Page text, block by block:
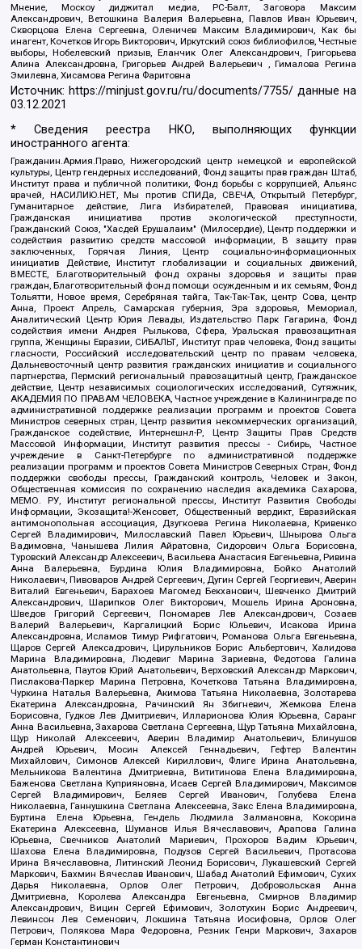
Мнение, Москоу диджитал медиа, РС-Балт, Заговора Максим
Александрович, Ветошкина Валерия Валерьевна, Павлов Иван Юрьевич,
Скворцова Елена Сергеевна, Оленичев Максим Владимирович, Как бы
инагент, Кочетков Игорь Викторович, Иркутский союз библиофилов, Честные
выборы, Нобелевский призыв, Еланчик Олег Александрович, Григорьева
Алина Александровна, Григорьев Андрей Валерьевич , Гималова Регина
Эмилевна, Хисамова Регина Фаритовна
Источник: https://minjust.gov.ru/ru/documents/7755/ данные на
03.12.2021
* Сведения реестра НКО, выполняющих функции
иностранного агента:
Гражданин.Армия.Право, Нижегородский центр немецкой и европейской
культуры, Центр гендерных исследований, Фонд защиты прав граждан Штаб,
Институт права и публичной политики, Фонд борьбы с коррупцией, Альянс
врачей, НАСИЛИЮ.НЕТ, Мы против СПИДа, СВЕЧА, Открытый Петербург,
Гуманитарное действие, Лига Избирателей, Правовая инициатива,
Гражданская инициатива против экологической преступности,
Гражданский Союз, "Хасдей Ерушалаим" (Милосердие), Центр поддержки и
содействия развитию средств массовой информации, В защиту прав
заключенных, Горячая Линия, Центр социально-информационных
инициатив Действие, Институт глобализации и социальных движений,
ВМЕСТЕ, Благотворительный фонд охраны здоровья и защиты прав
граждан, Благотворительный фонд помощи осужденным и их семьям, Фонд
Тольятти, Новое время, Серебряная тайга, Так-Так-Так, центр Сова, центр
Анна, Проект Апрель, Самарская губерния, Эра здоровья, Мемориал,
Аналитический Центр Юрия Левады, Издательство Парк Гагарина, Фонд
содействия имени Андрея Рылькова, Сфера, Уральская правозащитная
группа, Женщины Евразии, СИБАЛЬТ, Институт прав человека, Фонд защиты
гласности, Российский исследовательский центр по правам человека,
Дальневосточный центр развития гражданских инициатив и социального
партнерства, Пермский региональный правозащитный центр, Гражданское
действие, Центр независимых социологических исследований, Сутяжник,
АКАДЕМИЯ ПО ПРАВАМ ЧЕЛОВЕКА, Частное учреждение в Калининграде по
административной поддержке реализации программ и проектов Совета
Министров северных стран, Центр развития некоммерческих организаций,
Гражданское содействие, Интернешнл-Р, Центр Защиты Прав Средств
Массовой Информации, Институт развития прессы - Сибирь, Частное
учреждение в Санкт-Петербурге по административной поддержке
реализации программ и проектов Совета Министров Северных Стран, Фонд
поддержки свободы прессы, Гражданский контроль, Человек и Закон,
Общественная комиссия по сохранению наследия академика Сахарова,
МЕМО. РУ, Институт региональной прессы, Институт Развития Свободы
Информации, Экозащита!-Женсовет, Общественный вердикт, Евразийская
антимонопольная ассоциация, Дзугкоева Регина Николаевна, Кривенко
Сергей Владимирович, Милославский Павел Юрьевич, Шнырова Ольга
Вадимовна, Чанышева Лилия Айратовна, Сидорович Ольга Борисовна,
Туровский Александр Алексеевич, Васильева Анастасия Евгеньевна, Ривина
Анна Валерьевна, Бурдина Юлия Владимировна, Бойко Анатолий
Николаевич, Пивоваров Андрей Сергеевич, Дугин Сергей Георгиевич, Аверин
Виталий Евгеньевич, Барахоев Магомед Бекханович, Шевченко Дмитрий
Александрович, Шарипков Олег Викторович, Мошель Ирина Ароновна,
Шведов Григорий Сергеевич, Пономарев Лев Александрович, Созаев
Валерий Валерьевич, Каргалицкий Борис Юльевич, Исакова Ирина
Александровна, Исламов Тимур Рифгатович, Романова Ольга Евгеньевна,
Щаров Сергей Алексадрович, Цирульников Борис Альбертович, Халидова
Марина Владимировна, Людевиг Марина Зариевна, Федотова Галина
Анатольевна, Паутов Юрий Анатольевич, Верховский Александр Маркович,
Пислакова-Паркер Марина Петровна, Кочеткова Татьяна Владимировна,
Чуркина Наталья Валерьевна, Акимова Татьяна Николаевна, Золотарева
Екатерина Александровна, Рачинский Ян Збигневич, Жемкова Елена
Борисовна, Гудков Лев Дмитриевич, Илларионова Юлия Юрьевна, Саранг
Анна Васильевна, Захарова Светлана Сергеевна, Щур Татьяна Михайловна,
Щур Николай Алексеевич, Аверин Владимир Анатольевич, Блинушов
Андрей Юрьевич, Мосин Алексей Геннадьевич, Гефтер Валентин
Михайлович, Симонов Алексей Кириллович, Флиге Ирина Анатольевна,
Мельникова Валентина Дмитриевна, Вититинова Елена Владимировна,
Баженова Светлана Куприяновна, Исаев Сергей Владимирович, Максимов
Сергей Владимирович, Беляев Сергей Иванович, Голубева Елена
Николаевна, Ганнушкина Светлана Алексеевна, Закс Елена Владимировна,
Буртина Елена Юрьевна, Гендель Людмила Залмановна, Кокорина
Екатерина Алексеевна, Шуманов Илья Вячеславович, Арапова Галина
Юрьевна, Свечников Анатолий Мариевич, Прохоров Вадим Юрьевич,
Шахова Елена Владимировна, Подузов Сергей Васильевич, Протасова
Ирина Вячеславовна, Литинский Леонид Борисович, Лукашевский Сергей
Маркович, Бахмин Вячеслав Иванович, Шабад Анатолий Ефимович, Сухих
Дарья Николаевна, Орлов Олег Петрович, Добровольская Анна
Дмитриевна, Королева Александра Евгеньевна, Смирнов Владимир
Александрович, Вицин Сергей Ефимович, Золотухин Борис Андреевич,
Левинсон Лев Семенович, Локшина Татьяна Иосифовна, Орлов Олег
Петрович, Полякова Мара Федоровна, Резник Генри Маркович, Захаров
Герман Константинович